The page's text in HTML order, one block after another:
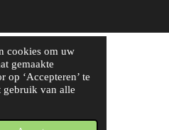
cookies om uw
gemaakte
op ‘Accepteren’ te
van alle